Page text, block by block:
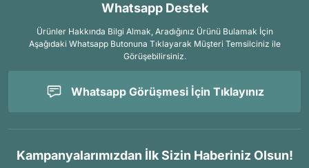
Whatsapp Destek
Ürünler Hakkında Bilgi Almak, Aradığınız Ürünü Bulamak İçin
Aşağıdaki Whatsapp Butonuna Tıklayarak Müşteri Temsilciniz ile
Görüşebilirsiniz.
Whatsapp Görüşmesi İçin Tıklayınız
Kampanyalarımızdan İlk Sizin Haberiniz Olsun!